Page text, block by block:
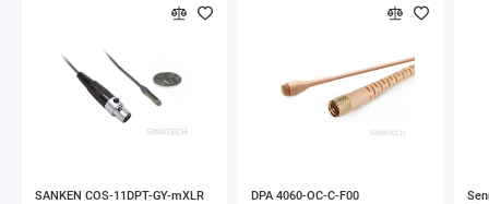
SANKEN COS-11DPT-GY-mXLR DPA 4060-OC-C-F00